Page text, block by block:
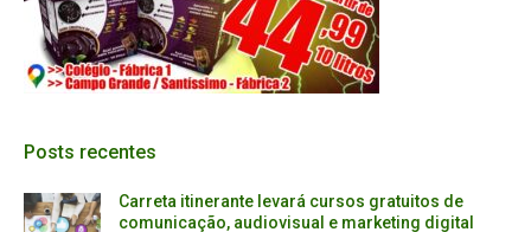
Posts recentes
Carreta itinerante levará cursos gratuitos de
comunicação, audiovisual e marketing digital